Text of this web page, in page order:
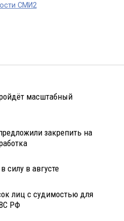
СМИ2
масштабный
закрепить на
силу в августе
лиц с судимостью для
РФ